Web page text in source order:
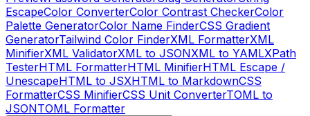
EscapeColor ConverterColor Contrast CheckerColor
Palette GeneratorColor Name FinderCSS Gradient
GeneratorTailwind Color FinderXML FormatterXML
MinifierXML ValidatorXML to JSONXML to YAMLXPath
TesterHTML FormatterHTML MinifierHTML Escape /
UnescapeHTML to JSXHTML to MarkdownCSS
FormatterCSS MinifierCSS Unit ConverterTOML to
JSONTOML Formatter